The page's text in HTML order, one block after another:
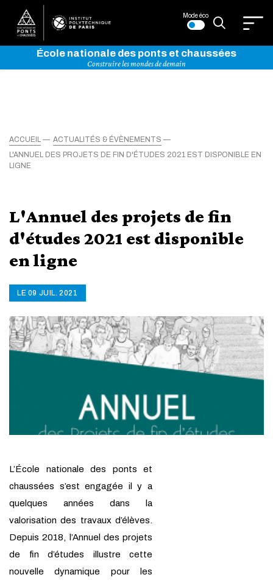
Mode éco
École nationale des ponts et chaussées
Construire les mondes de demain
ACCUEIL
ACTUALITÉS & ÉVÈNEMENTS
L'ANNUEL DES PROJETS DE FIN D'ÉTUDES 2021 EST DISPONIBLE EN
LIGNE
L'Annuel des projets de fin
d'études 2021 est disponible
en ligne
LE 09 JUIL. 2021
L’École nationale des ponts et
chaussées s’est engagée il y a
quelques années dans la
valorisation des travaux d’élèves.
Depuis 2018, l’Annuel des projets
de fin d’études illustre cette
nouvelle dynamique pour les